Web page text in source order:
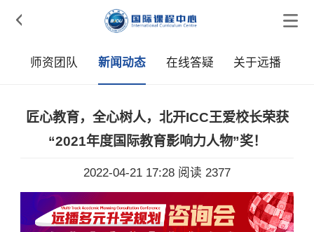

师资团队 新闻动态 在线答疑 关于远播
匠心教育，全心树人，北开ICC王爱校长荣获
“2021年度国际教育影响力人物”奖！
2022-04-21 17:28 阅读 2377